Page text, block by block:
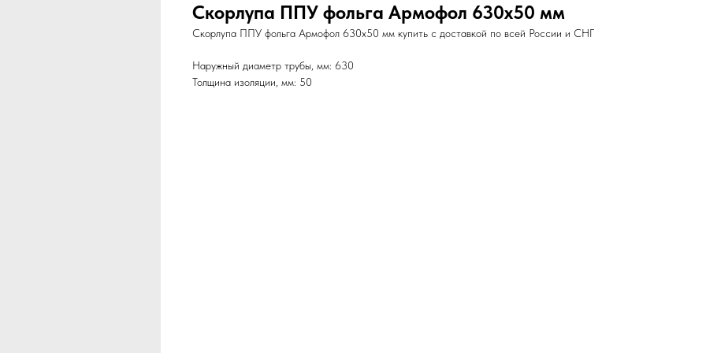
Скорлупа ППУ фольга Армофол 630х50 мм
Скорлупа ППУ фольга Армофол 630х50 мм купить с доставкой по всей России и СНГ
Наружный диаметр трубы, мм: 630
Толщина изоляции, мм: 50